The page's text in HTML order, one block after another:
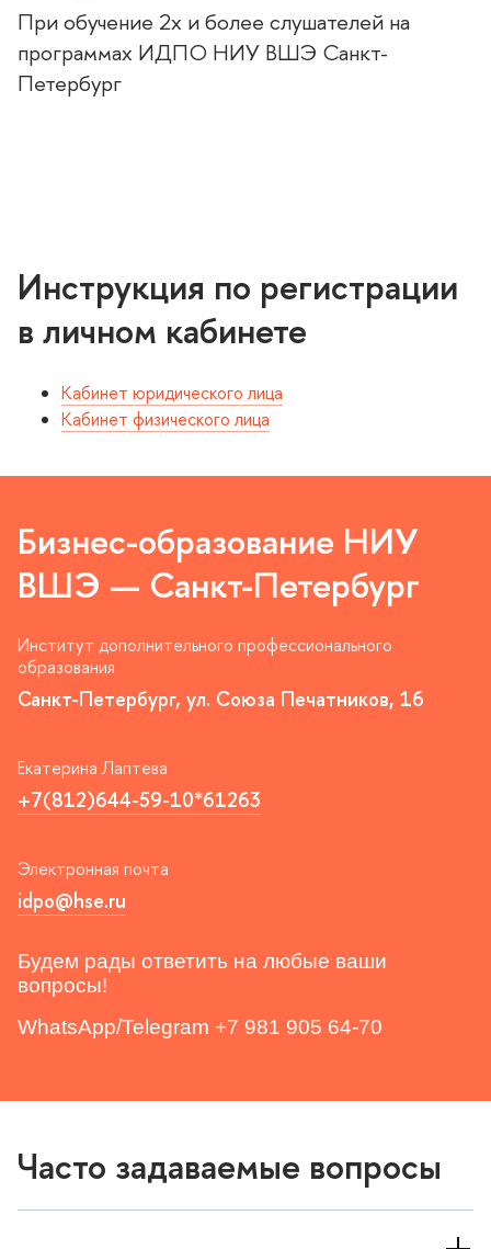
При обучение 2х и более слушателей на
программах ИДПО НИУ ВШЭ Санкт-
Петербур
Инструкция по регистрации
личном кабинете
Кабинет юридического лица
Кабинет физического лица
Бизнес-образование НИУ
ШЭ — Санкт-Петербур
Институт дополнительного профессионального
образования
Санкт-Петербург, ул. Союза Печатников, 16
Екатерина Лаптева
+7(812)644-59-10*61263
Электронная почта
idpo@hse.ru
Будем рады ответить на любые ваши
опросы!
WhatsApp/Telegram +7 981 905 64-70
Часто задаваемые вопросы